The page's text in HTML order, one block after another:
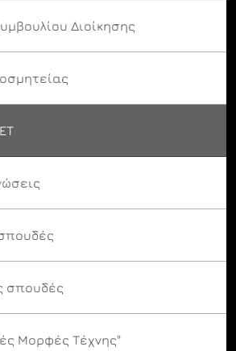
Διοίκησης
σπουδές
Μορφές Τέχνης"